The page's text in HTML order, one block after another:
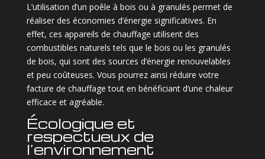
L’utilisation d’un poêle à bois ou à granulés permet de
réaliser des économies d’énergie significatives. En
effet, ces appareils de chauffage utilisent des
combustibles naturels tels que le bois ou les granulés
de bois, qui sont des sources d’énergie renouvelables
et peu coûteuses. Vous pourrez ainsi réduire votre
facture de chauffage tout en bénéficiant d’une chaleur
efficace et agréable.
Écologique et
respectueux de
l’environnement